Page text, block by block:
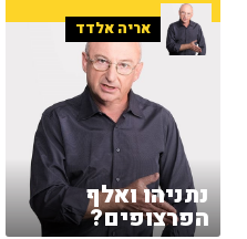
אריה אלדד
נתניהו ואלף
הפרצופים?